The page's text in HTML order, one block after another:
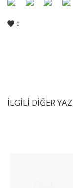
0
İLGILI DIĞER